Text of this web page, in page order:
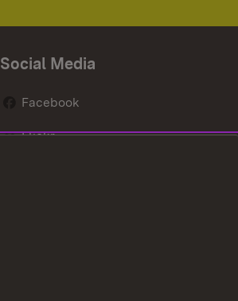
Social Media
Facebook
Flickr